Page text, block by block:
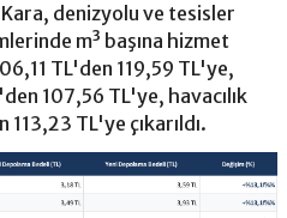
denizyolu ve tesisler
m³ başına hizmet
TL'den 119,59 TL'ye,
107,56 TL'ye, havacılık
TL'ye çıkarıldı.